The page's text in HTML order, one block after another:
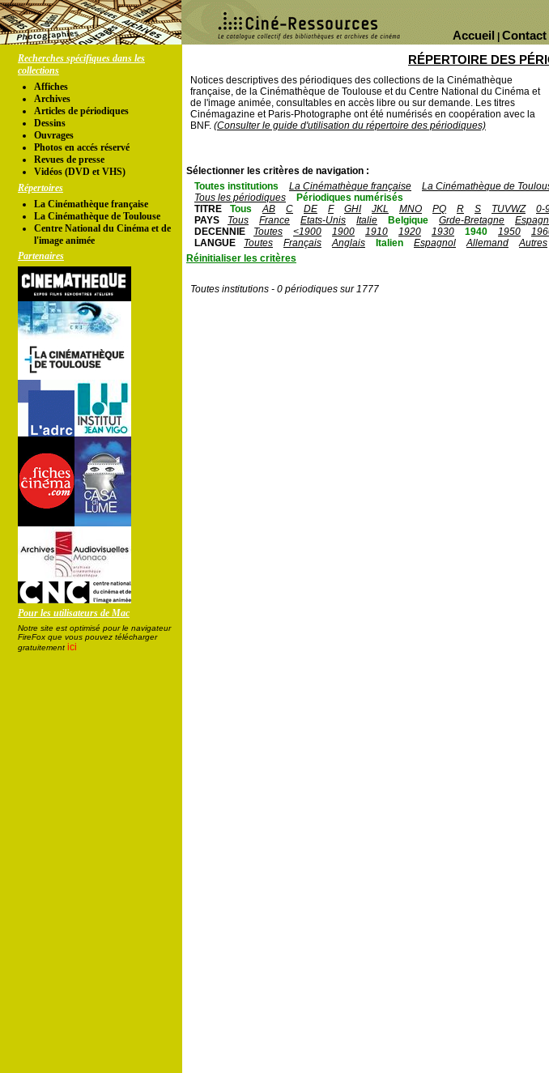
Contact
Accueil
Recherches spécifiques dans les
collections
Affiches
Archives
Articles de périodiques
Dessins
Ouvrages
Photos en accés réservé
Revues de presse
Vidéos (DVD et VHS)
Répertoires
La Cinémathèque française
La Cinémathèque de Toulouse
Centre National du Cinéma et de
l'image animée
Partenaires
Pour les utilisateurs de Mac
Notre site est optimisé pour le navigateur
FireFox que vous pouvez télécharger
gratuitement ici
RÉPERTOIRE DES
Notices descriptives des périodiques des collections de la Cinémathèque
française, de la Cinémathèque de Toulouse et du Centre National du Cinéma et
de l'image animée, consultables en accès libre ou sur demande. Les titres
Cinémagazine et Paris-Photographe ont été numérisés en coopération avec la
BNF. (Consulter le guide d'utilisation du répertoire des périodiques)
Sélectionner les critères de navigation :
Toutes institutions
La Cinémathèque française La Cinémathèque de
Tous les périodiques
Périodiques numérisés
TITRE
Tous AB C DE F GHI JKL MNO PQ R S TUVWZ
0-
PAYS
Tous France Etats-Unis Italie Belgique Grde-Bretagne
DECENNIE
Toutes <1900 1900 1910 1920 1930 1940 1950
LANGUE
Toutes Français Anglais Italien Espagnol Allemand
Autres
Réinitialiser les critères
Toutes institutions - 0 périodiques sur 1777